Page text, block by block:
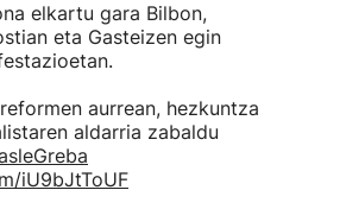
elkartu gara Bilbon,
eta Gasteizen egin
aurrean, hezkuntza
aldarria zabaldu
iU9bJtToUF